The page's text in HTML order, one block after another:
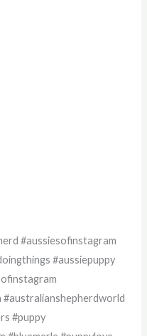
#aussiesofinstagram
#aussiepuppy
#australianshepherdworld
#puppy